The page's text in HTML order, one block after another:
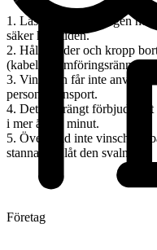
1. Läs bruksanvisningen
säker hela tiden.
2. Håll händer och kropp
(kabelgenomföringsrännan)
3. Vinschen får inte
personaltransport.
4. Det är strängt förbjudet
i mer än en minut.
5. Överskrid inte vinschens
stanna och låt den svalna.
Företag